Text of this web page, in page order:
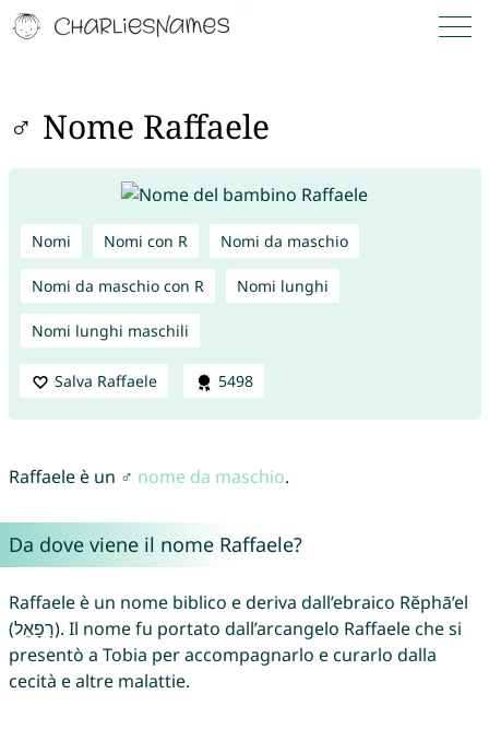
♂ Nome Raffaele
Nomi Nomi con R Nomi da maschio
Nomi da maschio con R Nomi lunghi
Nomi lunghi maschili
Salva Raffaele 5498
Raffaele è un ♂ nome da maschio.
Da dove viene il nome Raffaele?
Raffaele è un nome biblico e deriva dall’ebraico Rĕphā’el
(רָפָאֵל). Il nome fu portato dall’arcangelo Raffaele che si
presentò a Tobia per accompagnarlo e curarlo dalla
cecità e altre malattie.